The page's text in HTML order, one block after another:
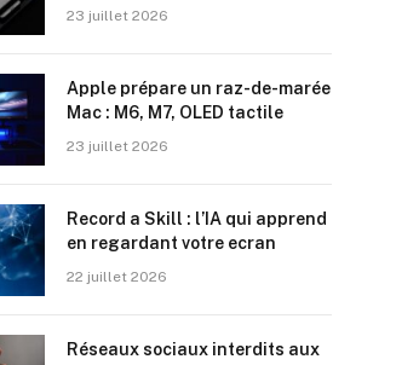
23 juillet 2026
Apple prépare un raz-de-marée
Mac : M6, M7, OLED tactile
23 juillet 2026
Record a Skill : l’IA qui apprend
en regardant votre ecran
22 juillet 2026
Réseaux sociaux interdits aux